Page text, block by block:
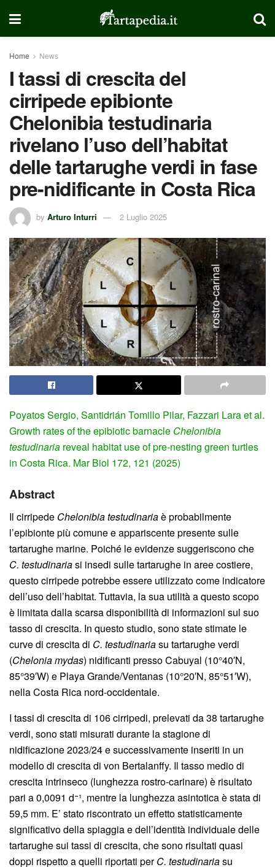
Home News
I tassi di crescita del
cirripede epibionte
Chelonibia testudinaria
rivelano l’uso dell’habitat
delle tartarughe verdi in fase
pre-nidificante in Costa Rica
by Arturo Inturri 2 Luglio 2025
Poyatos Sergio, Santidrián Tomillo Pilar, Fazzari Lara et al.
Growth rates of the epibiotic barnacle Chelonibia
testudinaria reveal habitat use of pre-nesting green turtles
in Costa Rica. Mar Biol 172, 121 (2025)
Abstract
Il cirripede Chelonibia testudinariaè probabilmente
l’epibionte più comune e appariscente presente sulle
tartarughe marine. Poiché le evidenze suggeriscono che
C. testudinariasi insedi sulle tartarughe in aree costiere,
questo cirripede potrebbe essere utilizzato come indicatore
dell’uso dell’habitat. Tuttavia, la sua utilità a questo scopo
è limitata dalla scarsa disponibilità di informazioni sul suo
tasso di crescita. In questo studio, sono state stimate le
curve di crescita di C. testudinariasu tartarughe verdi
(Chelonia mydas) nidificanti presso Cabuyal (10°40′N,
85°39′W) e Playa Grande/Ventanas (10°20′N, 85°51′W),
nella Costa Rica nord-occidentale.
I tassi di crescita di 106 cirripedi, prelevati da 38 tartarughe
verdi, sono stati misurati durante la stagione di
nidificazione 2023/24 e successivamente inseriti in un
modello di crescita di von Bertalanffy. Il tasso medio di
crescita intrinseco (lunghezza rostro-carinare) è risultato
pari a 0,0091 d⁻¹, mentre la lunghezza asintotica è stata di
59,5 mm. E’ stato riscontrato un effetto statisticamente
significativo della spiaggia e dell’identità individuale delle
tartarughe sui tassi di crescita, che sono risultati quasi
doppi rispetto a quelli riportati perC. testudinariasu